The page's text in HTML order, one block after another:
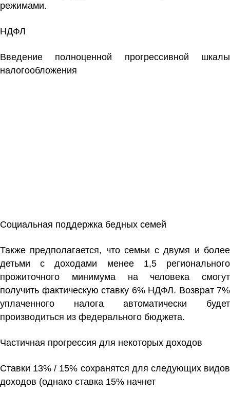
режимами.
НДФЛ
Введение полноценной прогрессивной шкалы
налогообложения
Социальная поддержка бедных семей
Также предполагается, что семьи с двумя и более
детьми с доходами менее 1,5 регионального
прожиточного минимума на человека смогут
получить фактическую ставку 6% НДФЛ. Возврат 7%
уплаченного налога автоматически будет
производиться из федерального бюджета.
Частичная прогрессия для некоторых доходов
Ставки 13% / 15% сохранятся для следующих видов
доходов (однако ставка 15% начнет